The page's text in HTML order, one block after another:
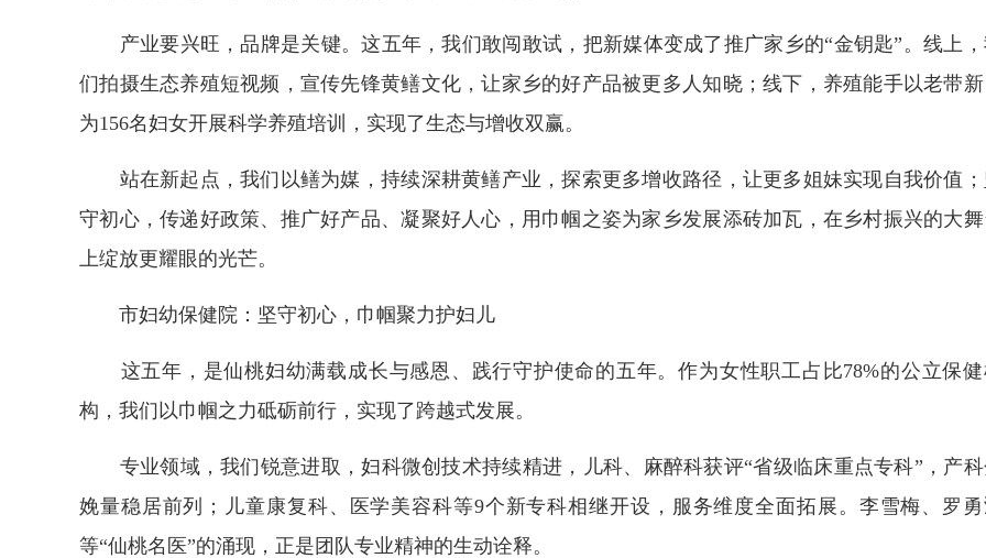
产业要兴旺，品牌是关键。这五年，我们敢闯敢试，把新媒体变成了推广家乡的“金钥匙”。线上
们拍摄生态养殖短视频，宣传先锋黄鳝文化，让家乡的好产品被更多人知晓；线下，养殖能手以老带新
为156名妇女开展科学养殖培训，实现了生态与增收双赢。
站在新起点，我们以鳝为媒，持续深耕黄鳝产业，探索更多增收路径，让更多姐妹实现自我价值；
守初心，传递好政策、推广好产品、凝聚好人心，用巾帼之姿为家乡发展添砖加瓦，在乡村振兴的大舞
上绽放更耀眼的光芒。
市妇幼保健院：坚守初心，巾帼聚力护妇儿
这五年，是仙桃妇幼满载成长与感恩、践行守护使命的五年。作为女性职工占比78%的公立保
构，我们以巾帼之力砥砺前行，实现了跨越式发展。
专业领域，我们锐意进取，妇科微创技术持续精进，儿科、麻醉科获评“省级临床重点专科”，产科
娩量稳居前列；儿童康复科、医学美容科等9个新专科相继开设，服务维度全面拓展。李雪梅、罗
等“仙桃名医”的涌现，正是团队专业精神的生动诠释。